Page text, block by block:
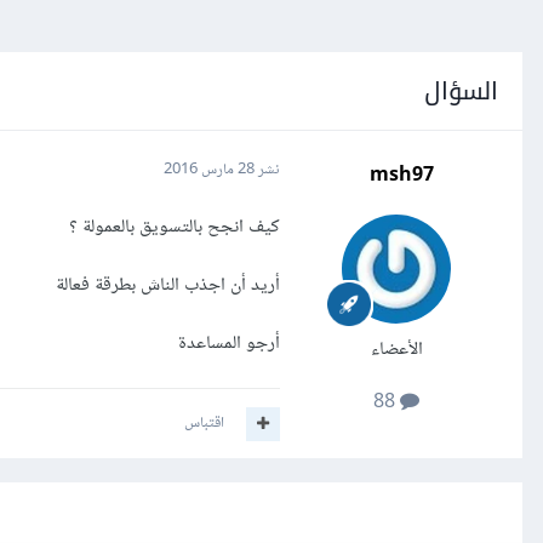
السؤال
msh97
الأعضاء
نشر28 مارس 2016
كيف انجح بالتسويق بالعمولة ؟
أريد أن اجذب الناش بطرقة فعالة
أرجو المساعدة
اقتباس